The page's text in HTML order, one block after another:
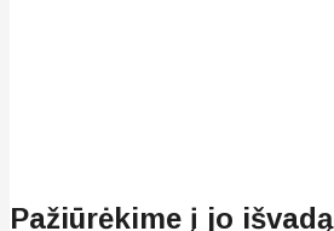
Pažiūrėkime į jo išvadą